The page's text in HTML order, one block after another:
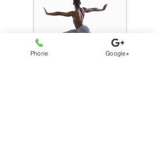
Phone Google+